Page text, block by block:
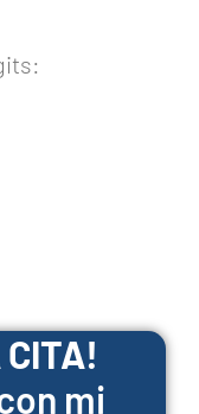
CITA!
mi